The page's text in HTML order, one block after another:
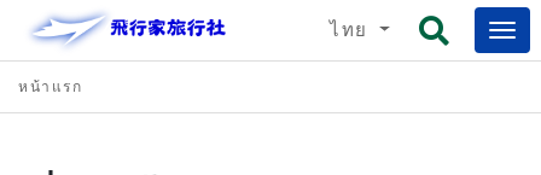
ไทย
หน้าแรก